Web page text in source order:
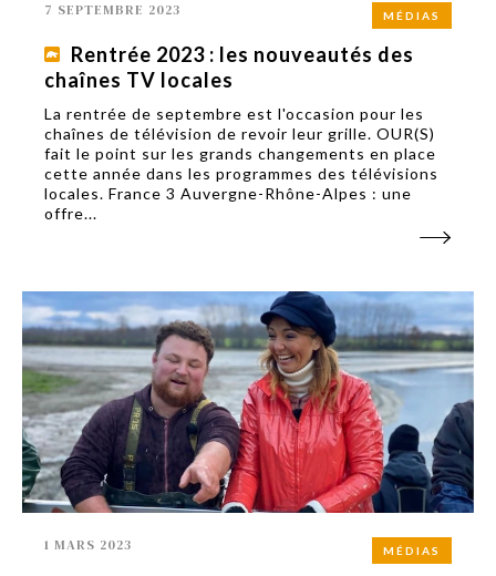
MÉDIAS
7 SEPTEMBRE 2023
Rentrée 2023 : les nouveautés des
chaînes TV locales
La rentrée de septembre est l'occasion pour les
chaînes de télévision de revoir leur grille. OUR(S)
fait le point sur les grands changements en place
cette année dans les programmes des télévisions
locales. France 3 Auvergne-Rhône-Alpes : une
offre...
MÉDIAS
1 MARS 2023